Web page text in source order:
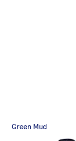
Green Mud